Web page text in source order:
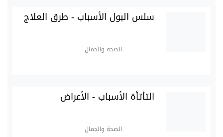
سلس البول الأسباب - طرق العلاج
الصحة والجمال
التأتأة الأسباب - الأعراض
الصحة والجمال